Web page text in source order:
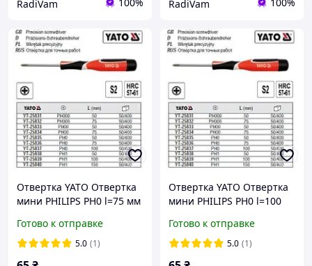
RadiVam RadiVam
Отвертка YATO Отвертка
мини PHILIPS PH0 l=75 мм
Готово к отправке
5.0 (1)
Отвертка YATO Отвертка
мини PHILIPS PH0 l=100
Готово к отправке
5.0 (1)